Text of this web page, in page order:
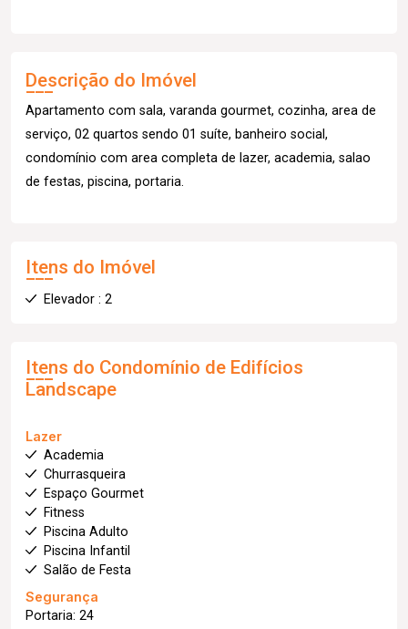
Descrição do Imóvel
Apartamento com sala, varanda gourmet, cozinha, area de
serviço, 02 quartos sendo 01 suíte, banheiro social,
condomínio com area completa de lazer, academia, salao
de festas, piscina, portaria.
Itens do Imóvel
Elevador : 2
Itens do Condomínio de Edifícios
Landscape
Lazer
Academia
Churrasqueira
Espaço Gourmet
Fitness
Piscina Adulto
Piscina Infantil
Salão de Festa
Segurança
Portaria: 24